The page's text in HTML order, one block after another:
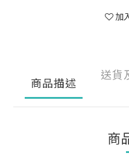
加
商品描述
送貨
商